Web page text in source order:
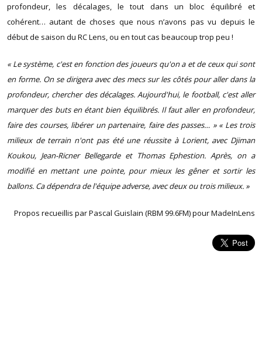
profondeur, les décalages, le tout dans un bloc équilibré et
cohérent… autant de choses que nous n’avons pas vu depuis le
début de saison du RC Lens, ou en tout cas beaucoup trop peu !
« Le système, c'est en fonction des joueurs qu'on a et de ceux qui sont
en forme. On se dirigera avec des mecs sur les côtés pour aller dans la
profondeur, chercher des décalages. Aujourd'hui, le football, c'est aller
marquer des buts en étant bien équilibrés. Il faut aller en profondeur,
faire des courses, libérer un partenaire, faire des passes… » « Les trois
milieux de terrain n'ont pas été une réussite à Lorient, avec Djiman
Koukou, Jean-Ricner Bellegarde et Thomas Ephestion. Après, on a
modifié en mettant une pointe, pour mieux les gêner et sortir les
ballons. Ca dépendra de l'équipe adverse, avec deux ou trois milieux. »
Propos recueillis par Pascal Guislain (RBM 99.6FM) pour MadeInLens